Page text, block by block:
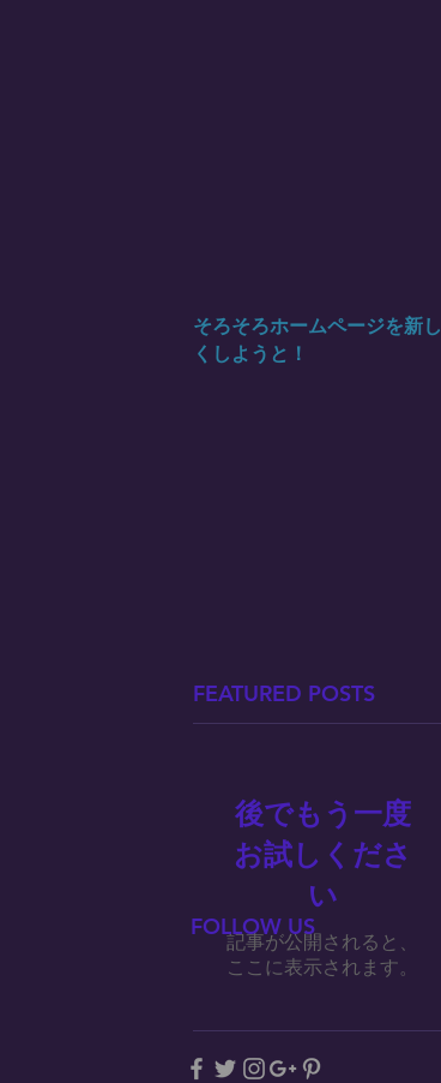
そろそろホームページを新し
くしようと！
FEATURED POSTS
後でもう一度
お試しくださ
い
記事が公開されると、
ここに表示されます。
FOLLOW US